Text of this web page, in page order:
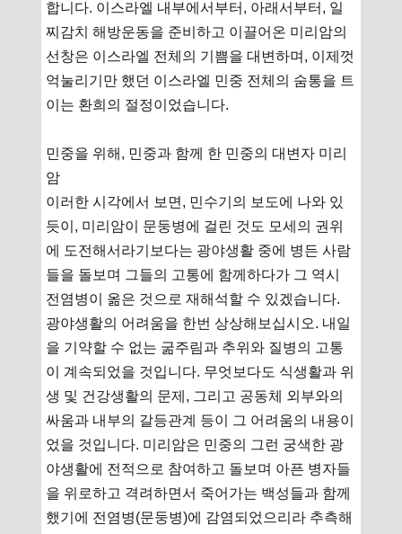
합니다. 이스라엘 내부에서부터, 아래서부터, 일
찌감치 해방운동을 준비하고 이끌어온 미리암의
선창은 이스라엘 전체의 기쁨을 대변하며, 이제껏
억눌리기만 했던 이스라엘 민중 전체의 숨통을 트
이는 환희의 절정이었습니다.
민중을 위해, 민중과 함께 한 민중의 대변자 미리
암
이러한 시각에서 보면, 민수기의 보도에 나와 있
듯이, 미리암이 문둥병에 걸린 것도 모세의 권위
에 도전해서라기보다는 광야생활 중에 병든 사람
들을 돌보며 그들의 고통에 함께하다가 그 역시
전염병이 옮은 것으로 재해석할 수 있겠습니다.
광야생활의 어려움을 한번 상상해보십시오. 내일
을 기약할 수 없는 굶주림과 추위와 질병의 고통
이 계속되었을 것입니다. 무엇보다도 식생활과 위
생 및 건강생활의 문제, 그리고 공동체 외부와의
싸움과 내부의 갈등관계 등이 그 어려움의 내용이
었을 것입니다. 미리암은 민중의 그런 궁색한 광
야생활에 전적으로 참여하고 돌보며 아픈 병자들
을 위로하고 격려하면서 죽어가는 백성들과 함께
했기에 전염병(문둥병)에 감염되었으리라 추측해